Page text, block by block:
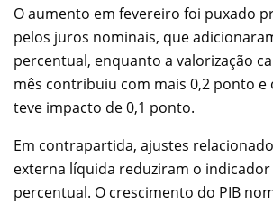
O aumento em fevereiro foi puxado
pelos juros nominais, que
percentual, enquanto a valorização
mês contribuiu com mais 0,2 ponto
teve impacto de 0,1 ponto.
Em contrapartida, ajustes
externa líquida reduziram o
percentual. O crescimento do PIB